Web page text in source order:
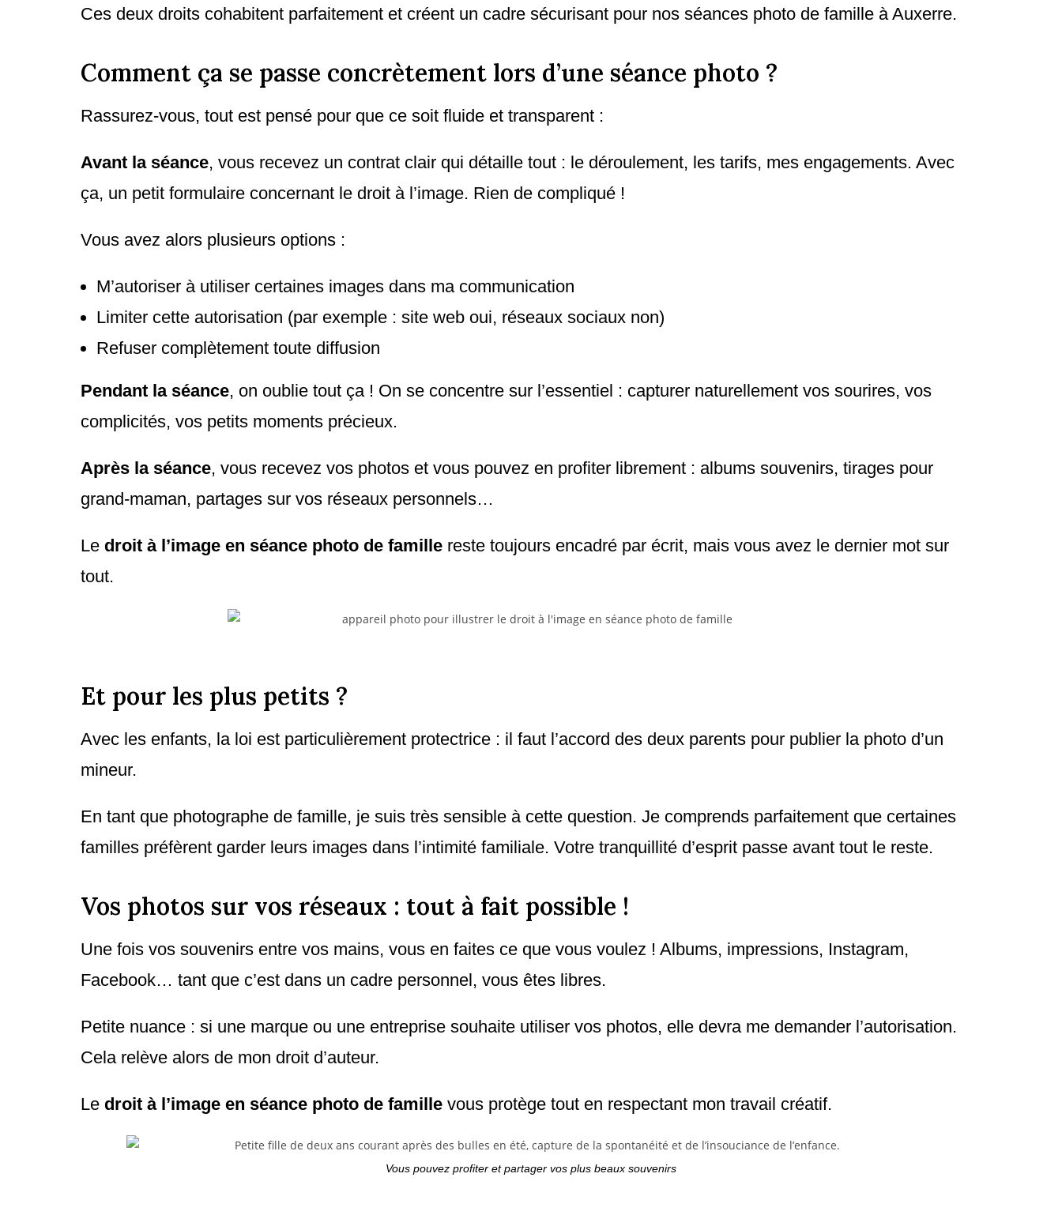
Ces deux droits cohabitent parfaitement et créent un cadre sécurisant pour nos séances photo de famille à Auxerre.
Comment ça se passe concrètement lors d’une séance photo ?
Rassurez-vous, tout est pensé pour que ce soit fluide et transparent :
Avant la séance, vous recevez un contrat clair qui détaille tout : le déroulement, les tarifs, mes engagements. Avec
ça, un petit formulaire concernant le droit à l’image. Rien de compliqué !
Vous avez alors plusieurs options :
M’autoriser à utiliser certaines images dans ma communication
Limiter cette autorisation (par exemple : site web oui, réseaux sociaux non)
Refuser complètement toute diffusion
Pendant la séance, on oublie tout ça ! On se concentre sur l’essentiel : capturer naturellement vos sourires, vos
complicités, vos petits moments précieux.
Après la séance, vous recevez vos photos et vous pouvez en profiter librement : albums souvenirs, tirages pour
grand-maman, partages sur vos réseaux personnels…
Le droit à l’image en séance photo de famille reste toujours encadré par écrit, mais vous avez le dernier mot sur
tout.
Et pour les plus petits ?
Avec les enfants, la loi est particulièrement protectrice : il faut l’accord des deux parents pour publier la photo d’un
mineur.
En tant que photographe de famille, je suis très sensible à cette question. Je comprends parfaitement que certaines
familles préfèrent garder leurs images dans l’intimité familiale. Votre tranquillité d’esprit passe avant tout le reste.
Vos photos sur vos réseaux : tout à fait possible !
Une fois vos souvenirs entre vos mains, vous en faites ce que vous voulez ! Albums, impressions, Instagram,
Facebook… tant que c’est dans un cadre personnel, vous êtes libres.
Petite nuance : si une marque ou une entreprise souhaite utiliser vos photos, elle devra me demander l’autorisation.
Cela relève alors de mon droit d’auteur.
Le droit à l’image en séance photo de famille vous protège tout en respectant mon travail créatif.
Vous pouvez profiter et partager vos plus beaux souvenirs